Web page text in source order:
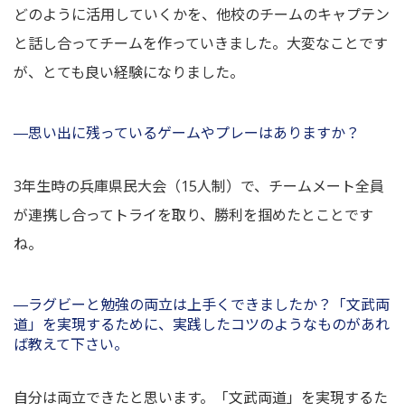
どのように活用していくかを、他校のチームのキャプテン
と話し合ってチームを作っていきました。大変なことです
が、とても良い経験になりました。
―思い出に残っているゲームやプレーはありますか？
3年生時の兵庫県民大会（15人制）で、チームメート全員
が連携し合ってトライを取り、勝利を掴めたとことです
ね。
―ラグビーと勉強の両立は上手くできましたか？「文武両
道」を実現するために、実践したコツのようなものがあれ
ば教えて下さい。
自分は両立できたと思います。「文武両道」を実現するた